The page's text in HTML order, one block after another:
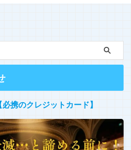
携のクレジットカード】